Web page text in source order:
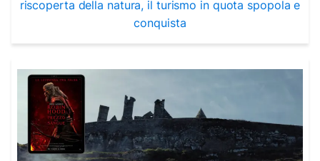
riscoperta della natura, il turismo in quota spopola e
conquista